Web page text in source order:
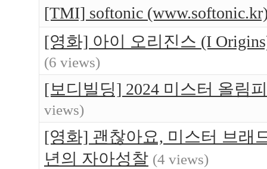
[TMI] softonic
[영화] 아이 오리진스 (I
(6 views)
[보디빌딩] 2024 미스터 올림
views)
[영화] 괜찮아요, 미스터 브래
년의 자아성찰 (4 views)